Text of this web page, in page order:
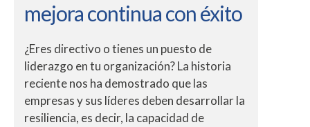
mejora continua con éxito
¿Eres directivo o tienes un puesto de
liderazgo en tu organización? La historia
reciente nos ha demostrado que las
empresas y sus líderes deben desarrollar la
resiliencia, es decir, la capacidad de